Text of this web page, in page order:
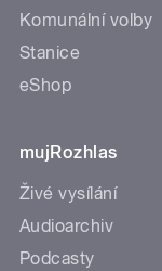
Komunální volby
Stanice
eShop
mujRozhlas
Živé vysílání
Audioarchiv
Podcasty